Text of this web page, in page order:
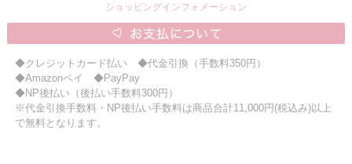
ショッピングインフォメーション
◆クレジットカード払い ◆代金引換（手数料350円）
◆Amazonペイ ◆PayPay
◆NP後払い（後払い手数料300円）
※代金引換手数料・NP後払い手数料は商品合計11,000円(税込み)以上
で無料となります。